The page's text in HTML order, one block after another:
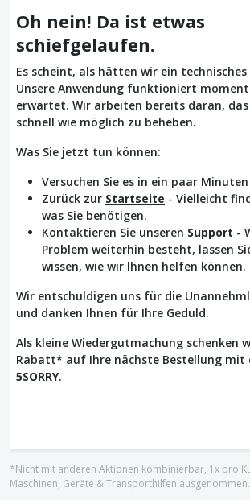
Oh nein! Da ist etwas
schiefgelaufen.
Es scheint, als hätten wir ein technisches
Unsere Anwendung funktioniert
erwartet. Wir arbeiten bereits daran, das
schnell wie möglich zu beheben.
Was Sie jetzt tun können:
Versuchen Sie es in ein paar
Zurück zur Startseite - Vielleicht
was Sie benötigen.
Kontaktieren Sie unseren Support -
Problem weiterhin besteht, lassen
wissen, wie wir Ihnen helfen können.
Wir entschuldigen uns für die
und danken Ihnen für Ihre Geduld.
Als kleine Wiedergutmachung schenken
Rabatt* auf Ihre nächste Bestellung mit
5SORRY.
*Nicht mit anderen Aktionen kombinierbar, 1x pro
Maschinen, Geräte & Transporthilfen ausgenommen.